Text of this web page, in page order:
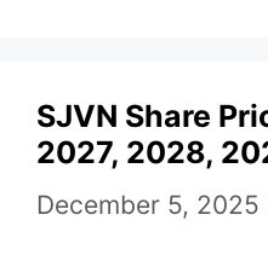
SJVN Share
2027, 2028,
December 5, 2025